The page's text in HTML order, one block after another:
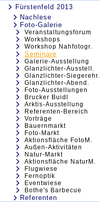
Fürstenfeld 2013
Nachlese
Foto-Galerie
Veranstaltungsforum
Workshops
Workshop Nahfotogr.
Seminare
Galerie-Ausstellung
Glanzlichter-Ausstell.
Glanzlichter-Siegerehr.
Glanzlichter-Abend.
Foto-Ausstellungen
Brucker Buidl
Arktis-Ausstellung
Referenten-Bereich
Vorträge
Bauernmarkt
Foto-Markt
Aktionsfläche FotoM.
Außen-Aktivitäten
Natur-Markt
Aktionsfläche NaturM.
Flugwiese
Fernoptik
Eventwiese
Bothe's Barbecue
Referenten